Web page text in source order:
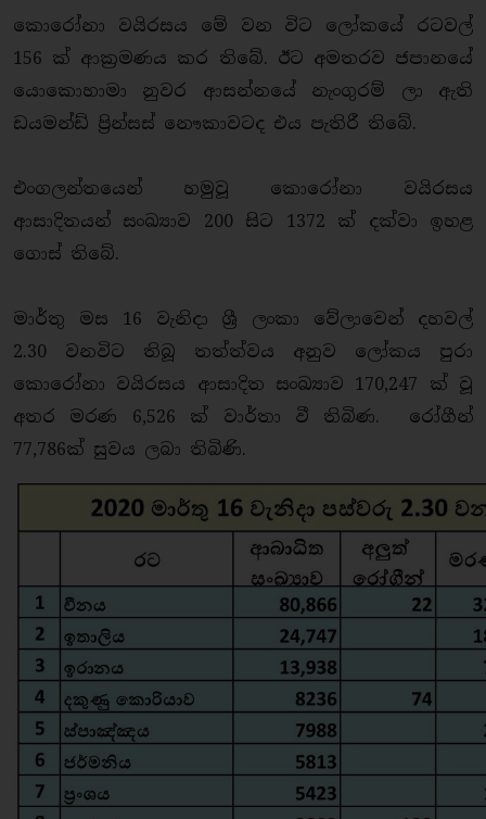
කොරෝනා වයිරසය මේ වන විට ලෝකයේ රටවල්
156 ක් ආක්‍රමණය කර තිබේ. ඊට අමතරව ජපානයේ
යොකොහාමා නුවර ආසන්නයේ නැංගුරම් ලා ඇති
ඩයමන්ඩ් ප්‍රින්සස් නෞකාවටද එය පැතිරී තිබේ.
එංගලන්තයෙන් හමුවූ කොරෝනා වයිරසය
ආසාදිතයන් සංඛ්‍යාව 200 සිට 1372 ක් දක්වා ඉහළ
ගොස් තිබේ.
මාර්තු මස 16 වැනිදා ශ්‍රී ලංකා වේලාවෙන් දහවල්
2.30 වනවිට තිබූ තත්ත්වය අනුව ලෝකය පුරා
කොරෝනා වයිරසය ආසාදිත සංඛ්‍යාව 170,247 ක් වූ
අතර මරණ 6,526 ක් වාර්තා වී තිබිණ. රෝගීන්
77,786ක් සුවය ලබා තිබිණි.